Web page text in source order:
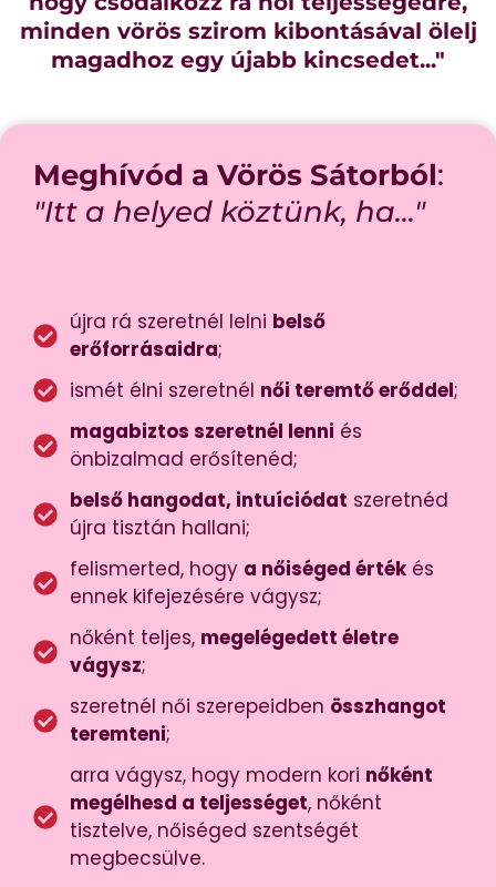
minden vörös szirom kibontásával ölelj
magadhoz egy újabb kincsedet..."
Meghívód a Vörös Sátorból:
"Itt a helyed köztünk, ha..."
újra rá szeretnél lelni belső
erőforrásaidra;
ismét élni szeretnél női teremtő erőddel;
magabiztos szeretnél lenni és
önbizalmad erősítenéd;
belső hangodat, intuíciódat szeretnéd
újra tisztán hallani;
felismerted, hogy a nőiséged értékés
ennek kifejezésére vágysz;
nőként teljes, megelégedett életre
vágysz;
szeretnél női szerepeidben összhangot
teremteni;
arra vágysz, hogy modern kori nőként
megélhesd a teljességet, nőként
tisztelve, nőiséged szentségét
megbecsülve.